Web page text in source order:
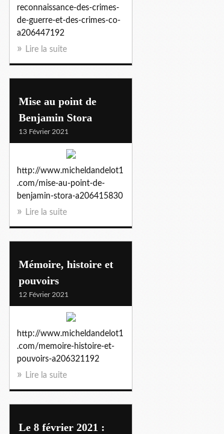
reconnaissance-des-crimes-
de-guerre-et-des-crimes-co-
a206447192
Lire la suite
Mise au point de
Benjamin Stora
13 Février 2021
http://www.micheldandelot1
.com/mise-au-point-de-
benjamin-stora-a206415830
Lire la suite
Mémoire, histoire et
pouvoirs
12 Février 2021
http://www.micheldandelot1
.com/memoire-histoire-et-
pouvoirs-a206321192
Lire la suite
Le 8 février 2021 :